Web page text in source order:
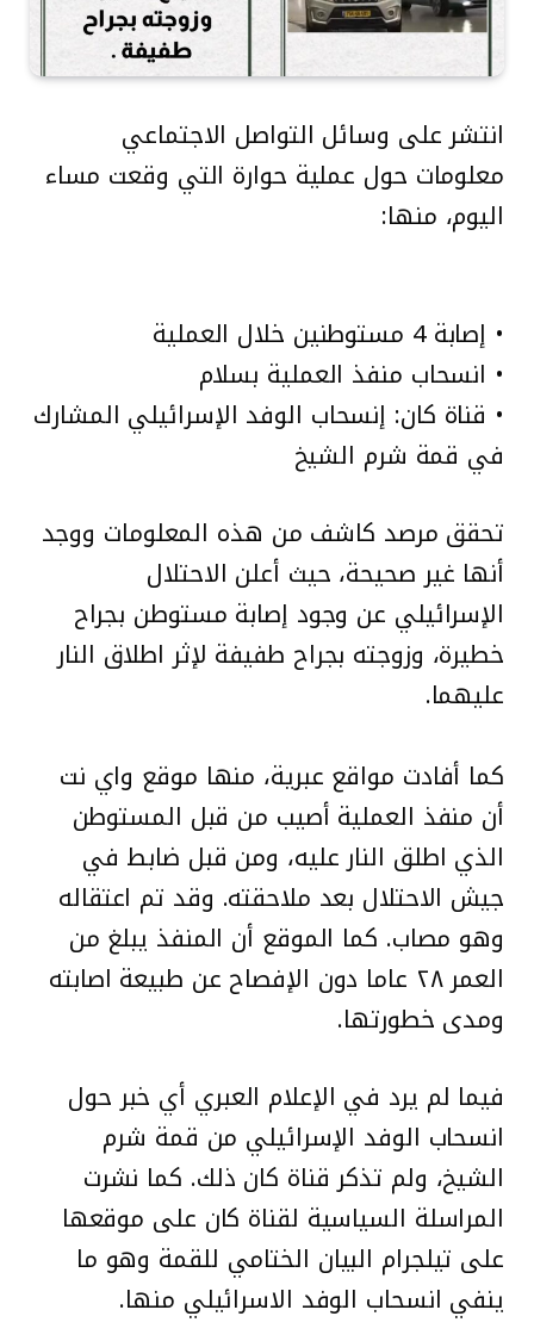
انتشر على وسائل التواصل الاجتماعي
معلومات حول عملية حوارة التي وقعت مساء
اليوم، منها:
• إصابة 4 مستوطنين خلال العملية
• انسحاب منفذ العملية بسلام
• قناة كان: إنسحاب الوفد الإسرائيلي المشارك
في قمة شرم الشيخ
تحقق مرصد كاشف من هذه المعلومات ووجد
أنها غير صحيحة، حيث أعلن الاحتلال
الإسرائيلي عن وجود إصابة مستوطن بجراح
خطيرة، وزوجته بجراح طفيفة لإثر اطلاق النار
عليهما.
كما أفادت مواقع عبرية، منها موقع واي نت
أن منفذ العملية أصيب من قبل المستوطن
الذي اطلق النار عليه، ومن قبل ضابط في
جيش الاحتلال بعد ملاحقته. وقد تم اعتقاله
وهو مصاب. كما الموقع أن المنفذ يبلغ من
العمر ٢٨ عاما دون الإفصاح عن طبيعة اصابته
ومدى خطورتها.
فيما لم يرد في الإعلام العبري أي خبر حول
انسحاب الوفد الإسرائيلي من قمة شرم
الشيخ، ولم تذكر قناة كان ذلك. كما نشرت
المراسلة السياسية لقناة كان على موقعها
على تيلجرام البيان الختامي للقمة وهو ما
ينفي انسحاب الوفد الاسرائيلي منها.